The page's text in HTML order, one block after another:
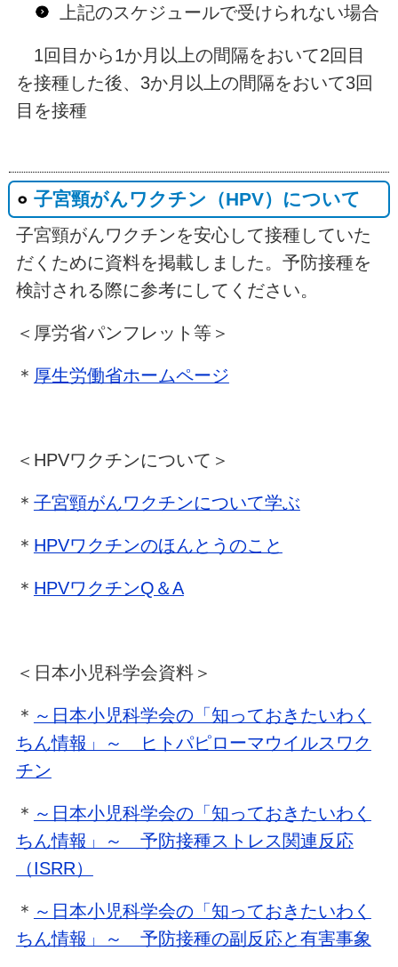
上記のスケジュールで受けられない場合
1回目から1か月以上の間隔をおいて2回目
を接種した後、3か月以上の間隔をおいて3回
目を接種
子宮頸がんワクチン（HPV）について
子宮頸がんワクチンを安心して接種していた
だくために資料を掲載しました。予防接種を
検討される際に参考にしてください。
＜厚労省パンフレット等＞
＊ 厚生労働省ホームページ
＜HPVワクチンについて＞
＊ 子宮頸がんワクチンについて学ぶ
＊ HPVワクチンのほんとうのこと
＊ HPVワクチンQ＆A
＜日本小児科学会資料＞
＊ ～日本小児科学会の「知っておきたいわく
ちん情報」～ ヒトパピローマウイルスワク
チン
＊ ～日本小児科学会の「知っておきたいわく
ちん情報」～ 予防接種ストレス関連反応
（ISRR）
＊ ～日本小児科学会の「知っておきたいわく
ちん情報」～ 予防接種の副反応と有害事象